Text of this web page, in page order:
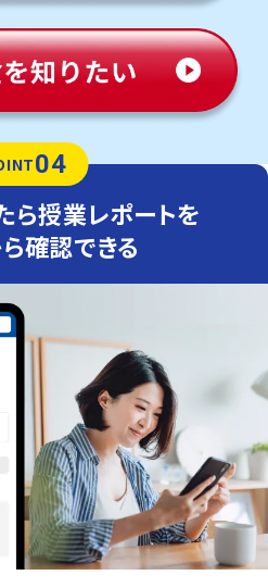
04
ら授業レポートを
確認できる